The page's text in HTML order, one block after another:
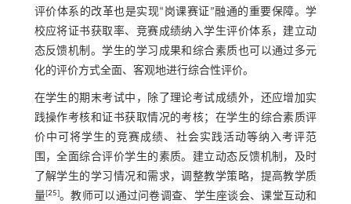
评价体系的改革也是实现“岗课赛证”融通的重要保障。学
校应将证书获取率、竞赛成绩纳入学生评价体系，建立动
态反馈机制。学生的学习成果和综合素质也可以通过多元
化的评价方式全面、客观地进行综合性评价。
在学生的期末考试中，除了理论考试成绩外，还应增加实
践操作考核和证书获取情况的考核；在学生的综合素质评
价中可将学生的竞赛成绩、社会实践活动等纳入考评范
围，全面综合评价学生的素质。建立动态反馈机制，及时
了解学生的学习情况和需求，调整教学策略，提高教学质
量[25]。教师可以通过问卷调查、学生座谈会、课堂互动和